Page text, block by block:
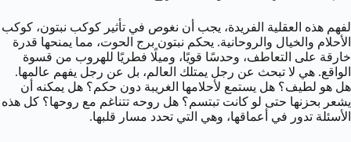
لفهم هذه العقلية الفريدة، يجب أن نغوص في تأثير كوكب نبتون، كوكب
الأحلام والخيال والروحانية. يحكم نبتون برج الحوت، مما يمنحها قدرة
خارقة على التعاطف، وحدسًا قويًا، وميلًا فطريًا للهروب من قسوة
الواقع. هي لا تبحث عن رجل يمتلك العالم، بل عن رجل يفهم عالمها.
هل هو لطيف؟ هل يستمع لأحلامها الغريبة دون حكم؟ هل يمكنه أن
يشعر بحزنها حتى لو كانت تبتسم؟ هل روحه تتناغم مع روحها؟ كل هذه
الأسئلة تدور في أعماقها، وهي التي تحدد مسار قلبها.